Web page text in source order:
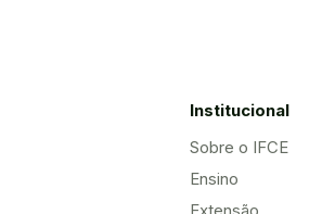
Institucional
Sobre o IFCE
Ensino